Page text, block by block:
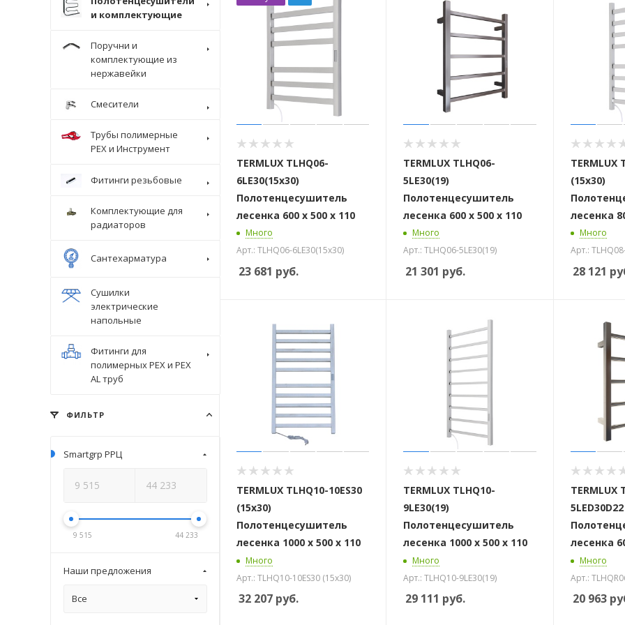
TERMLUX TLHQ06-
6LE30(15х30)
Полотенцесушитель
лесенка 600 х 500 х 110
Много
Арт.: TLHQ06-6LE30(15х30)
23 681 руб.
TERMLUX TLHQ06-
5LE30(19)
Полотенцесушитель
лесенка 600 х 500 х 110
Много
Арт.: TLHQ06-5LE30(19)
21 301 руб.
TERMLUX
(15x30)
лесенка
Много
Арт.:
28 121
TERMLUX TLHQ10-10ES30
(15x30)
Полотенцесушитель
лесенка 1000 х 500 х 110
Много
Арт.: TLHQ10-10ES30 (15x30)
32 207 руб.
TERMLUX TLHQ10-
9LE30(19)
Полотенцесушитель
лесенка 1000 х 500 х 110
Много
Арт.: TLHQ10-9LE30(19)
29 111 руб.
TERMLUX
5LED30D22
лесенка
Много
Арт.:
20 963
и комплектующие
Поручни и
комплектующие из
нержавейки
Крепеж стоек для поручня
Смесители
Трубы полимерные
PEX и Инструмент
Фитинги резьбовые
Комплектующие для
радиаторов
Сантехарматура
Сушилки
электрические
напольные
Фитинги для
полимерных PEX и PEX
AL труб
ФИЛЬТР
Smartgrp РРЦ
9 515 44 233
Наши предложения
Все